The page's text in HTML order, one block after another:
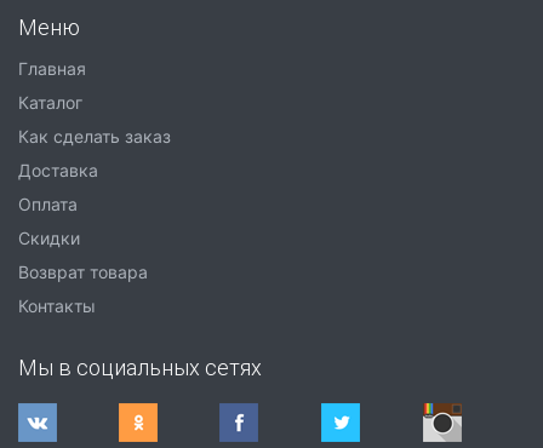
Меню
Главная
Каталог
Как сделать заказ
Доставка
Оплата
Скидки
Возврат товара
Контакты
Мы в социальных сетях